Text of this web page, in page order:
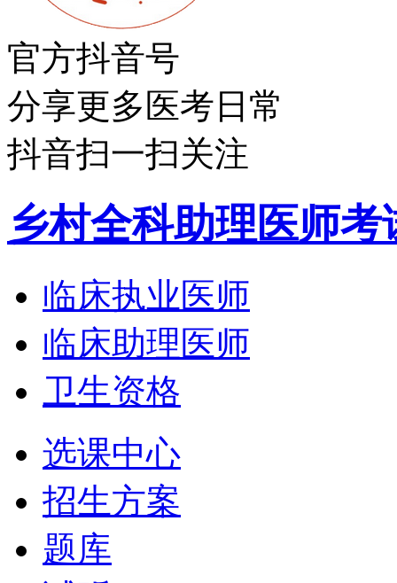
官方抖音号
分享更多医考日常
抖音扫一扫关注
乡村全科助理医师考
临床执业医师
临床助理医师
卫生资格
选课中心
招生方案
题库